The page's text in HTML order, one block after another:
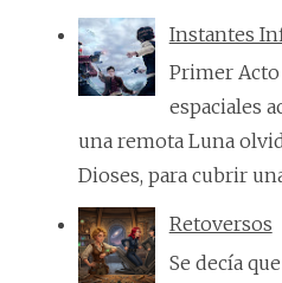
Instantes
Primer
espaciales
una remota Luna
Dioses, para cubrir
Retoversos
Se decía